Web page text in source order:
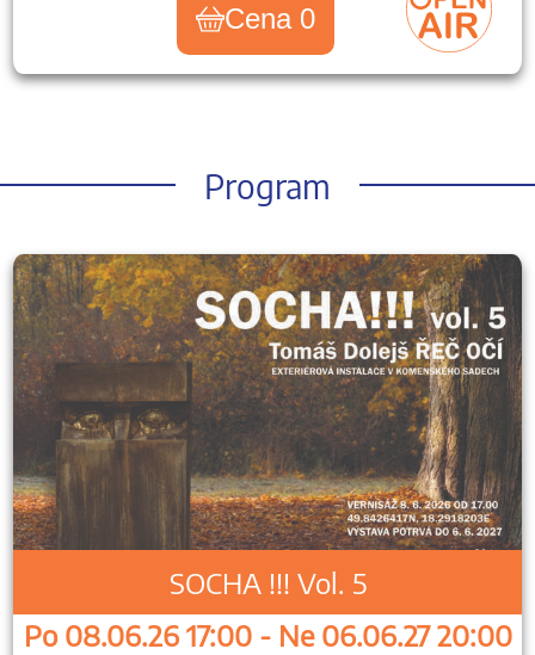
Cena 0
Program
SOCHA !!! Vol. 5
Po 08.06.26 17:00 - Ne 06.06.27 20:00